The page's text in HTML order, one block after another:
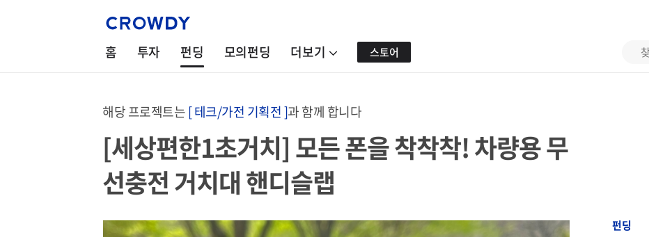
홈 투자 펀딩 모의펀딩 더보기 스토어
해당 프로젝트는[ 테크/가전 기획전 ]과 함께 합니다
[세상편한1초거치] 모든 폰을 착착착! 차량용 무
선충전 거치대 핸디슬랩
펀딩